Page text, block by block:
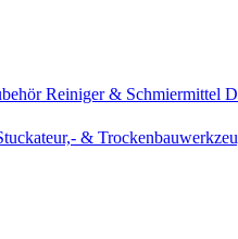
Reiniger & Schmiermittel
&